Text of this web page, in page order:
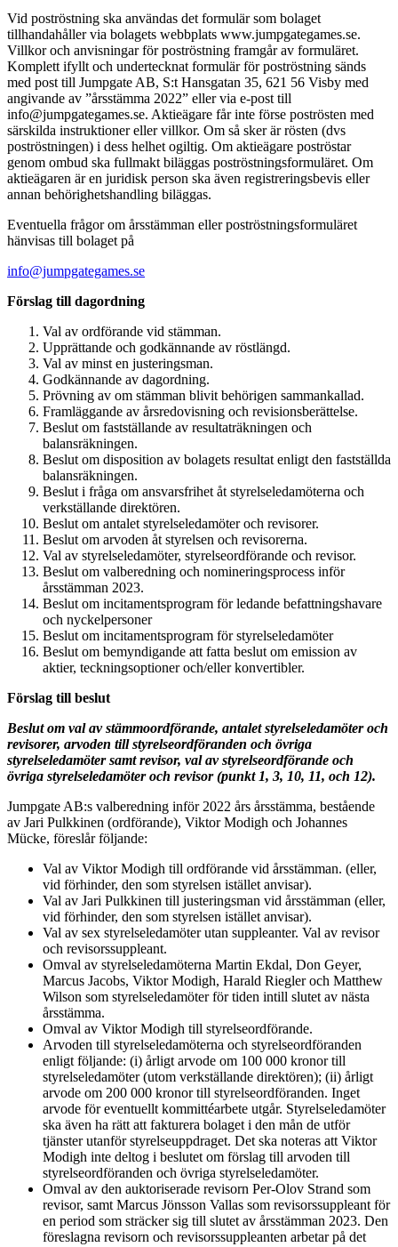
Vid poströstning ska användas det formulär som bolaget
tillhandahåller via bolagets webbplats www.jumpgategames.se.
Villkor och anvisningar för poströstning framgår av formuläret.
Komplett ifyllt och undertecknat formulär för poströstning sänds
med post till Jumpgate AB, S:t Hansgatan 35, 621 56 Visby med
angivande av ”årsstämma 2022” eller via e-post till
info@jumpgategames.se. Aktieägare får inte förse poströsten med
särskilda instruktioner eller villkor. Om så sker är rösten (dvs
poströstningen) i dess helhet ogiltig. Om aktieägare poströstar
genom ombud ska fullmakt biläggas poströstningsformuläret. Om
aktieägaren är en juridisk person ska även registreringsbevis eller
annan behörighetshandling biläggas.
Eventuella frågor om årsstämman eller poströstningsformuläret
hänvisas till bolaget på
info@jumpgategames.se
Förslag till dagordning
Val av ordförande vid stämman.
Upprättande och godkännande av röstlängd.
Val av minst en justeringsman.
Godkännande av dagordning.
Prövning av om stämman blivit behörigen sammankallad.
Framläggande av årsredovisning och revisionsberättelse.
Beslut om fastställande av resultaträkningen och
balansräkningen.
Beslut om disposition av bolagets resultat enligt den fastställda
balansräkningen.
Beslut i fråga om ansvarsfrihet åt styrelseledamöterna och
verkställande direktören.
Beslut om antalet styrelseledamöter och revisorer.
Beslut om arvoden åt styrelsen och revisorerna.
Val av styrelseledamöter, styrelseordförande och revisor.
Beslut om valberedning och nomineringsprocess inför
årsstämman 2023.
Beslut om incitamentsprogram för ledande befattningshavare
och nyckelpersoner
Beslut om incitamentsprogram för styrelseledamöter
Beslut om bemyndigande att fatta beslut om emission av
aktier, teckningsoptioner och/eller konvertibler.
Förslag till beslut
Beslut om val av stämmoordförande, antalet styrelseledamöter och
revisorer, arvoden till styrelseordföranden och övriga
styrelseledamöter samt revisor, val av styrelseordförande och
övriga styrelseledamöter och revisor (punkt 1, 3, 10, 11, och 12).
Jumpgate AB:s valberedning inför 2022 års årsstämma, bestående
av Jari Pulkkinen (ordförande), Viktor Modigh och Johannes
Mücke, föreslår följande:
Val av Viktor Modigh till ordförande vid årsstämman. (eller,
vid förhinder, den som styrelsen istället anvisar).
Val av Jari Pulkkinen till justeringsman vid årsstämman (eller,
vid förhinder, den som styrelsen istället anvisar).
Val av sex styrelseledamöter utan suppleanter. Val av revisor
och revisorssuppleant.
Omval av styrelseledamöterna Martin Ekdal, Don Geyer,
Marcus Jacobs, Viktor Modigh, Harald Riegler och Matthew
Wilson som styrelseledamöter för tiden intill slutet av nästa
årsstämma.
Omval av Viktor Modigh till styrelseordförande.
Arvoden till styrelseledamöterna och styrelseordföranden
enligt följande: (i) årligt arvode om 100 000 kronor till
styrelseledamöter (utom verkställande direktören); (ii) årligt
arvode om 200 000 kronor till styrelseordföranden. Inget
arvode för eventuellt kommittéarbete utgår. Styrelseledamöter
ska även ha rätt att fakturera bolaget i den mån de utför
tjänster utanför styrelseuppdraget. Det ska noteras att Viktor
Modigh inte deltog i beslutet om förslag till arvoden till
styrelseordföranden och övriga styrelseledamöter.
Omval av den auktoriserade revisorn Per-Olov Strand som
revisor, samt Marcus Jönsson Vallas som revisorssuppleant för
en period som sträcker sig till slutet av årsstämman 2023. Den
föreslagna revisorn och revisorssuppleanten arbetar på det